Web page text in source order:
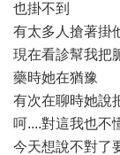
也掛不到
有太多人搶著掛
現在看診幫我把
藥時她在猶豫
有次在聊時她說
呵....對這我也不
今天想說不對了